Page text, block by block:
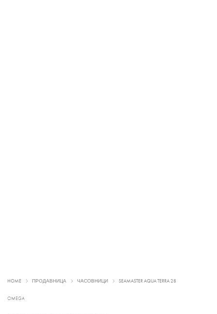
HOME ПРОДАВНИЦА ЧАСОВНИЦИ SEAMASTER AQUA TERRA 28
OMEGA